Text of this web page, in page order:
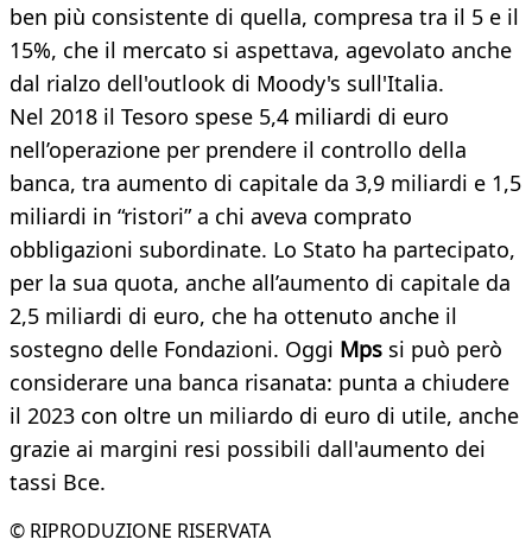
ben più consistente di quella, compresa tra il 5 e il
15%, che il mercato si aspettava, agevolato anche
dal rialzo dell'outlook di Moody's sull'Italia.
Nel 2018 il Tesoro spese 5,4 miliardi di euro
nell’operazione per prendere il controllo della
banca, tra aumento di capitale da 3,9 miliardi e 1,5
miliardi in “ristori” a chi aveva comprato
obbligazioni subordinate. Lo Stato ha partecipato,
per la sua quota, anche all’aumento di capitale da
2,5 miliardi di euro, che ha ottenuto anche il
sostegno delle Fondazioni. Oggi Mps si può però
considerare una banca risanata: punta a chiudere
il 2023 con oltre un miliardo di euro di utile, anche
grazie ai margini resi possibili dall'aumento dei
tassi Bce.
© RIPRODUZIONE RISERVATA